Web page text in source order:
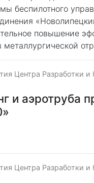
беспилотного
повышение
Центра Разработки
и аэротруба
Центра Разработки